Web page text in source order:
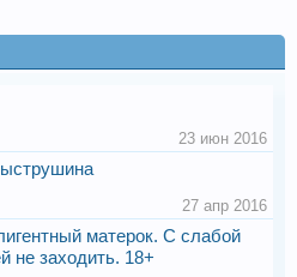
23 июн 2016
27 апр 2016
матерок. С слабой
не заходить. 18+